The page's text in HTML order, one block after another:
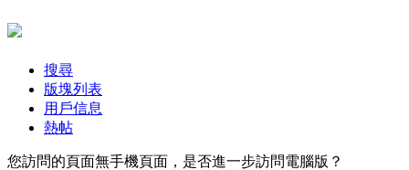
搜尋
版塊列表
用戶信息
熱帖
您訪問的頁面無手機頁面，是否進一步訪問電腦版？